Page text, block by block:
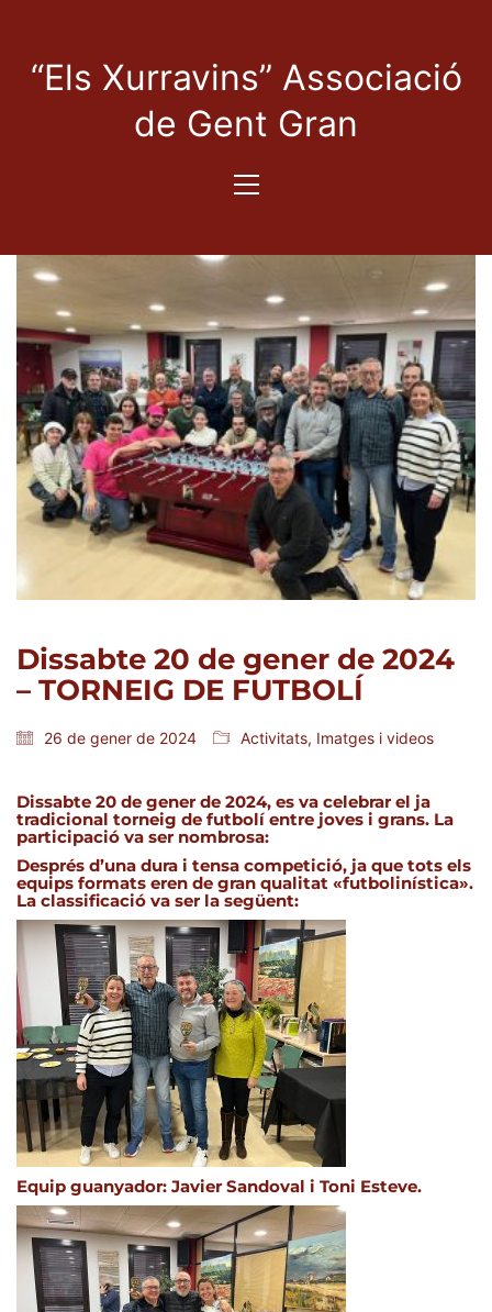
“Els Xurravins” Associació
de Gent Gran
Dissabte 20 de gener de 2024
– TORNEIG DE FUTBOLÍ
26 de gener de 2024 Activitats, Imatges i videos
Dissabte 20 de gener de 2024, es va celebrar el ja
tradicional torneig de futbolí entre joves i grans. La
participació va ser nombrosa:
Després d’una dura i tensa competició, ja que tots els
equips formats eren de gran qualitat «futbolinística».
La classificació va ser la següent:
Equip guanyador: Javier Sandoval i Toni Esteve.